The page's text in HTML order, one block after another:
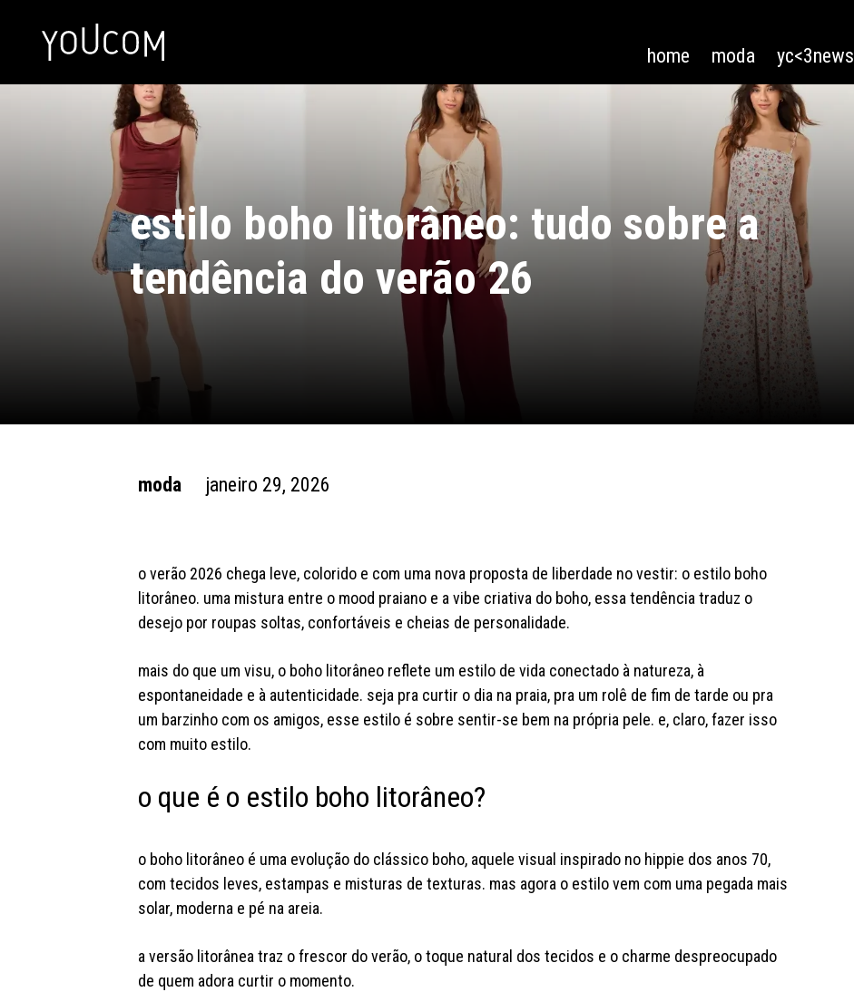
home moda yc<3news
estilo boho litorâneo: tudo sobre a
tendência do verão 26
moda janeiro 29, 2026
o verão 2026 chega leve, colorido e com uma nova proposta de liberdade no vestir: o estilo boho
litorâneo. uma mistura entre o mood praiano e a vibe criativa do boho, essa tendência traduz o
desejo por roupas soltas, confortáveis e cheias de personalidade.
mais do que um visu, o boho litorâneo reflete um estilo de vida conectado à natureza, à
espontaneidade e à autenticidade. seja pra curtir o dia na praia, pra um rolê de fim de tarde ou pra
um barzinho com os amigos, esse estilo é sobre sentir-se bem na própria pele. e, claro, fazer isso
com muito estilo.
o que é o estilo boho litorâneo?
o boho litorâneo é uma evolução do clássico boho, aquele visual inspirado no hippie dos anos 70,
com tecidos leves, estampas e misturas de texturas. mas agora o estilo vem com uma pegada mais
solar, moderna e pé na areia.
a versão litorânea traz o frescor do verão, o toque natural dos tecidos e o charme despreocupado
de quem adora curtir o momento.